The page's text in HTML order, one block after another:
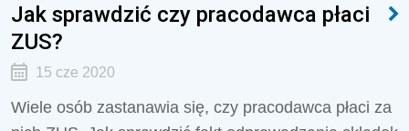
Jak sprawdzić czy pracodawca płaci
ZUS?
15 cze 2020
Wiele osób zastanawia się, czy pracodawca płaci za